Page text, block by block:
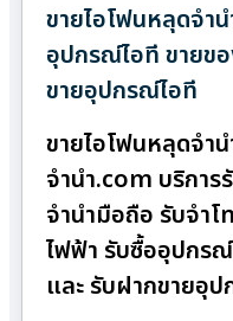
ขายไอโฟนหลุดจำ
อุปกรณ์ไอที ขายข
ขายอุปกรณ์ไอที
ขายไอโฟนหลุดจำ
จํานํา.com บริกา
จำนำมือถือ รับจำโ
ไฟฟ้า รับซื้ออุปกร
และ รับฝากขายอุ